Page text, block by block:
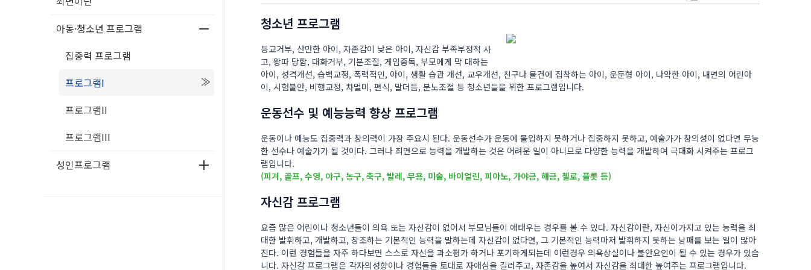
아동·청소년 프로그램
집중력 프로그램
프로그램I
프로그램II
프로그램III
성인프로그램
청소년 프로그램
등교거부, 산만한 아이, 자존감이 낮은 아이, 자신감 부족부정적 사
고, 왕따 당함, 대화거부, 기분조절, 게임중독, 부모에게 막 대하는
아이, 성격개선, 습벽교정, 폭력적인, 아이, 생활 습관 개선, 교우개선, 친구나 물건에 집착하는 아이, 운둔형 아이, 나약한 아이, 내면의 어린아
이, 시험불안, 비행교정, 차멀미, 편식, 말더듬, 분노조절 등 청소년들을 위한 프로그램입니다.
운동선수 및 예능능력 향상 프로그램
운동이나 예능도 집중력과 창의력이 가장 주요시 된다. 운동선수가 운동에 몰입하지 못하거나 집중하지 못하고, 예술가가 창의성이 없다면 무능
한 선수나 예술가가 될 것이다. 그러나 최면으로 능력을 개발하는 것은 어려운 일이 아니므로 다양한 능력을 개발하여 극대화 시켜주는 프로그
램입니다.
(피겨, 골프, 수영, 야구, 농구, 축구, 발레, 무용, 미술, 바이얼린, 피아노, 가야금, 해금, 첼로, 플롯 등)
자신감 프로그램
요즘 많은 어린이나 청소년들이 의욕 또는 자신감이 없어서 부모님들이 애태우는 경우를 볼 수 있다. 자신감이란, 자신이가지고 있는 능력을 최
대한 발휘하고, 개발하고, 창조하는 기본적인 능력을 말하는데 자신감이 없다면, 그 기본적인 능력마저 발휘하지 못하는 낭패를 보는 일이 많아
진다. 이런 경험들을 자주 하다보면 스스로 자신을 과소평가 하거나 포기하게되는데 이런경우 의욕상실이나 불안요인이 될 수 있는 경우가 있습
니다. 자신감 프로그램은 각자의성향이나 경험들을 토대로 자애심을 길러주고, 자존감을 높여서 자신감을 최대한 높여주는 프로그램입니다.